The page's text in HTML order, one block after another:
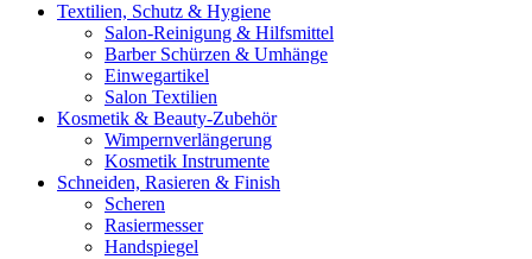
Textilien, Schutz & Hygiene
Salon-Reinigung & Hilfsmittel
Barber Schürzen & Umhänge
Einwegartikel
Salon Textilien
Kosmetik & Beauty-Zubehör
Wimpernverlängerung
Kosmetik Instrumente
Schneiden, Rasieren & Finish
Scheren
Rasiermesser
Handspiegel